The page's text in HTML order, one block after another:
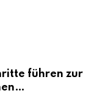
führen zur